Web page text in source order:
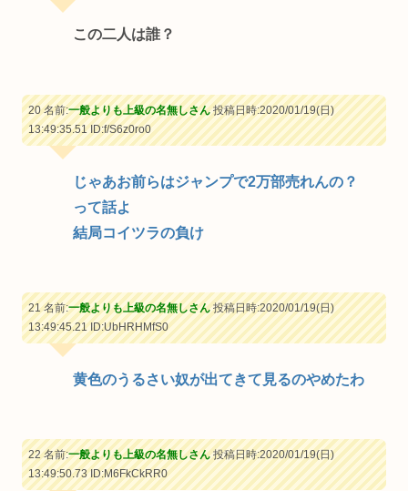
この二人は誰？
20 名前:一般よりも上級の名無しさん投稿日時:2020/01/19(日)
13:49:35.51ID:f/S6z0ro0
じゃあお前らはジャンプで2万部売れんの？
って話よ
結局コイツラの負け
21 名前:一般よりも上級の名無しさん投稿日時:2020/01/19(日)
13:49:45.21ID:UbHRHMfS0
黄色のうるさい奴が出てきて見るのやめたわ
22 名前:一般よりも上級の名無しさん投稿日時:2020/01/19(日)
13:49:50.73ID:M6FkCkRR0